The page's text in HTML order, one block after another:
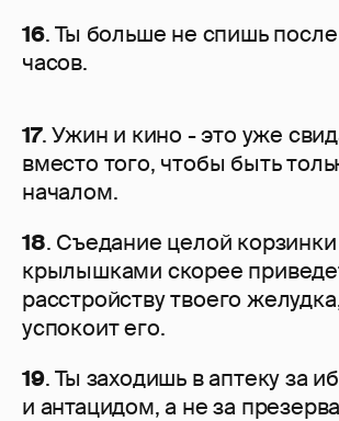
16. Ты больше не спишь
часов.
17. Ужин и кино - это уже
вместо того, чтобы быть
началом.
18. Съедание целой
крылышками скорее
расстройству твоего
успокоит его.
19. Ты заходишь в аптеку за
и антацидом, а не за